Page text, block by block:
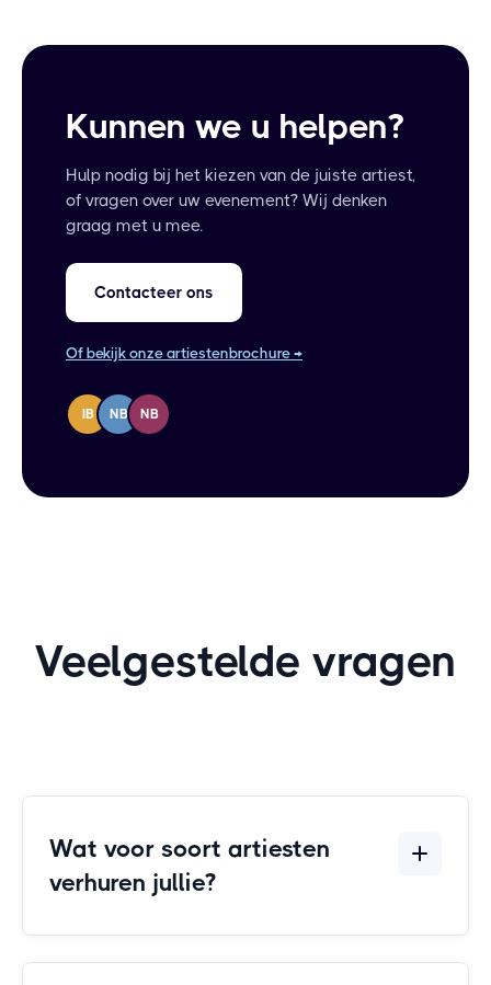
Kunnen we u helpen?
Hulp nodig bij het kiezen van de juiste artiest,
of vragen over uw evenement? Wij denken
graag met u mee.
Contacteer ons
Of bekijk onze artiestenbrochure →
IB NB NB
Veelgestelde vragen
Wat voor soort artiesten
verhuren jullie?